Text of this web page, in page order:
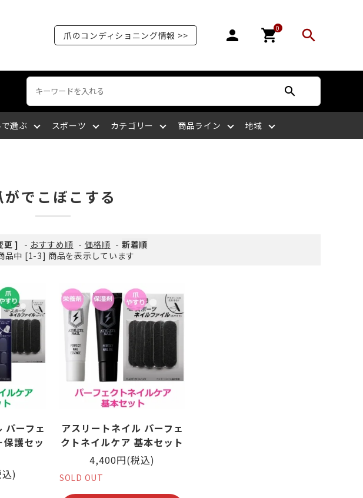
爪のコンディショニング情報 >> person 0
shopping_cart search
search
ついて知る
疲れを取る
選ぶ
大きくしたい
なっている
色になっている ささくれがある
爪が白い斑がある
スポーツ
ミントン
ピラティス その他スポーツ
カテゴリー
補強・補修
商品ライン 地域
がでこぼこする
更 ] - おすすめ順 - 価格順 - 新着順
品中 [1-3] 商品を表示しています
パーフェ
護セッ
)
アスリートネイル パーフェ
クトネイルケア 基本セット
4,400円(税込)
SOLD OUT